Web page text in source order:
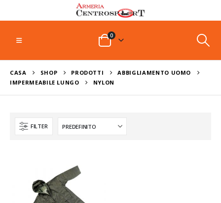
0
CASA SHOP PRODOTTI
ABBIGLIAMENTO UOMO
IMPERMEABILE LUNGO
NYLON
FILTER